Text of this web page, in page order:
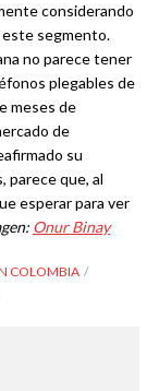
considerando
este segmento.
no parece tener
plegables de
meses de
de
su
parece que, al
esperar para ver
Onur Binay
COLOMBIA